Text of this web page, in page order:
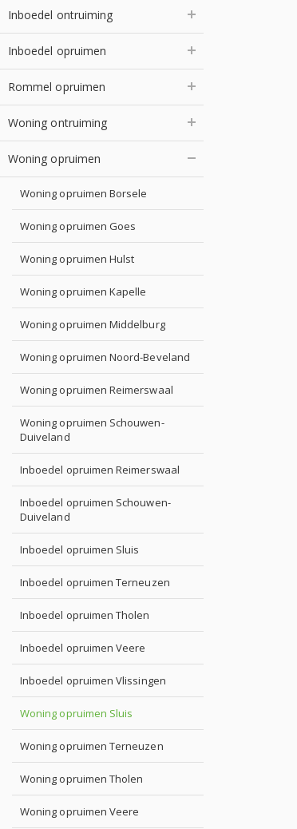
Inboedel ontruiming
Inboedel opruimen
Rommel opruimen
Woning ontruiming
Woning opruimen
Woning opruimen Borsele
Woning opruimen Goes
Woning opruimen Hulst
Woning opruimen Kapelle
Woning opruimen Middelburg
Woning opruimen Noord-Beveland
Woning opruimen Reimerswaal
Woning opruimen Schouwen-
Duiveland
Inboedel opruimen Reimerswaal
Inboedel opruimen Schouwen-
Duiveland
Inboedel opruimen Sluis
Inboedel opruimen Terneuzen
Inboedel opruimen Tholen
Inboedel opruimen Veere
Inboedel opruimen Vlissingen
Woning opruimen Sluis
Woning opruimen Terneuzen
Woning opruimen Tholen
Woning opruimen Veere